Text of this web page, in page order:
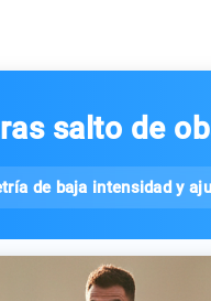
salto de
de baja intensidad y